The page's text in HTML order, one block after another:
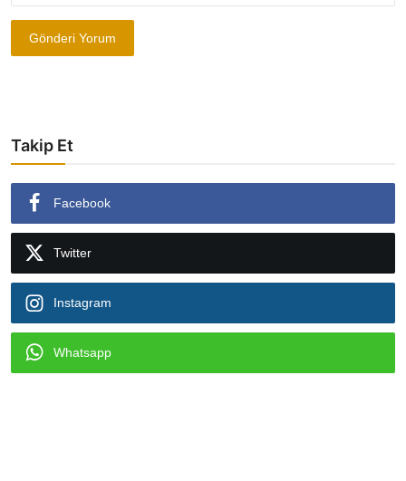
Gönderi Yorum
Takip Et
Facebook
Twitter
Instagram
Whatsapp